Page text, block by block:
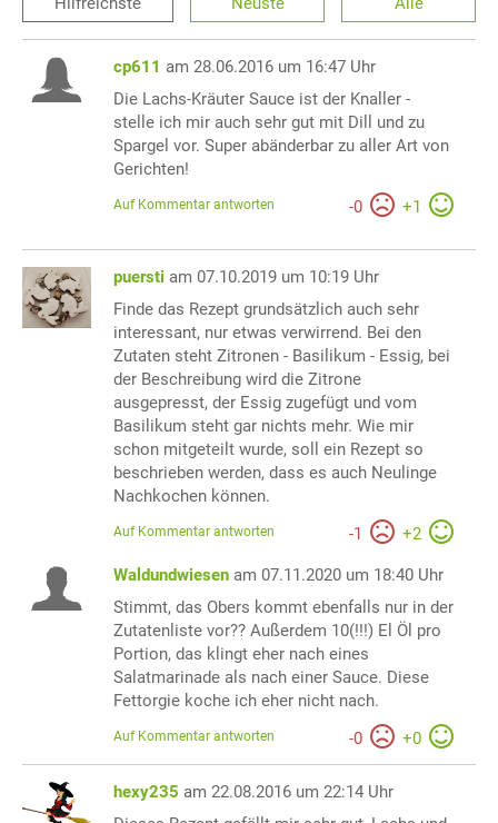
cp611 am 28.06.2016 um 16:47 Uhr
Die Lachs-Kräuter Sauce ist der Knaller -
stelle ich mir auch sehr gut mit Dill und zu
Spargel vor. Super abänderbar zu aller Art von
Gerichten!
-0 +1
Auf Kommentar antworten
puersti am 07.10.2019 um 10:19 Uhr
Finde das Rezept grundsätzlich auch sehr
interessant, nur etwas verwirrend. Bei den
Zutaten steht Zitronen - Basilikum - Essig, bei
der Beschreibung wird die Zitrone
ausgepresst, der Essig zugefügt und vom
Basilikum steht gar nichts mehr. Wie mir
schon mitgeteilt wurde, soll ein Rezept so
beschrieben werden, dass es auch Neulinge
Nachkochen können.
-1 +2
Auf Kommentar antworten
Waldundwiesen am 07.11.2020 um 18:40 Uhr
Stimmt, das Obers kommt ebenfalls nur in der
Zutatenliste vor?? Außerdem 10(!!!) El Öl pro
Portion, das klingt eher nach eines
Salatmarinade als nach einer Sauce. Diese
Fettorgie koche ich eher nicht nach.
-0 +0
Auf Kommentar antworten
hexy235 am 22.08.2016 um 22:14 Uhr